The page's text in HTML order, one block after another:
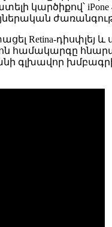
կարծիքով՝
Retina-դիսփլեյ
համակարգը
գլխավոր